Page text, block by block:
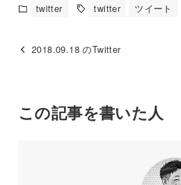
twitter twitter ツイート
2018.09.18 のTwitter
この記事を書いた人